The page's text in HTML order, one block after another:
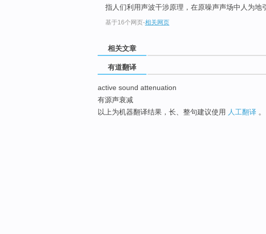
指人们利用声波干涉原理，在原噪声声场中人为地
基于16个网页-相关网页
相关文章
有道翻译
active sound attenuation
有源声衰减
以上为机器翻译结果，长、整句建议使用 人工翻译 。